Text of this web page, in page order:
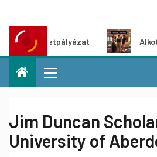
ötletpályázat Alkotói
Jim Duncan
University of